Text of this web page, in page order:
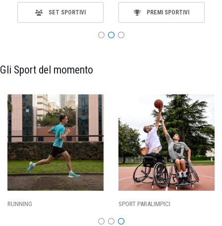
SET SPORTIVI PREMI SPORTIVI
Gli Sport del momento
RUNNING SPORT PARALIMPICI